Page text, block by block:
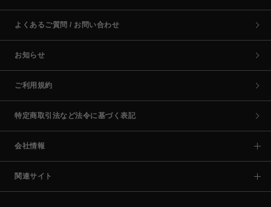
よくあるご質問 / お問い合わせ
お知らせ
ご利用規約
特定商取引法など法令に基づく表記
会社情報
関連サイト